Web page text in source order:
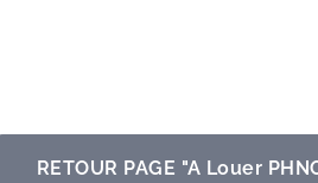
RETOUR PAGE "A Louer